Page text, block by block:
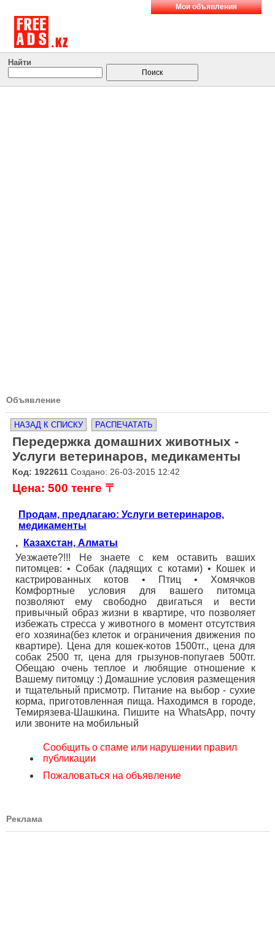
Мои объявления
Найти
Объявление
НАЗАД К СПИСКУ РАСПЕЧАТАТЬ
Передержка домашних животных -
Услуги ветеринаров, медикаменты
Код: 1922611 Создано: 26-03-2015 12:42
Цена: 500 тенге 〒
Продам, предлагаю: Услуги ветеринаров,
медикаменты
,
Казахстан, Алматы
Уезжаете?!!! Не знаете с кем оставить ваших
питомцев: • Собак (ладящих с котами) • Кошек и
кастрированных котов • Птиц • Хомячков
Комфортные условия для вашего питомца
позволяют ему свободно двигаться и вести
привычный образ жизни в квартире, что позволяет
избежать стресса у животного в момент отсутствия
его хозяина(без клеток и ограничения движения по
квартире). Цена для кошек-котов 1500тг., цена для
собак 2500 тг, цена для грызунов-попугаев 500тг.
Обещаю очень теплое и любящие отношение к
Вашему питомцу :) Домашние условия размещения
и тщательный присмотр. Питание на выбор - сухие
корма, приготовленная пища. Находимся в городе,
Темирязева-Шашкина. Пишите на WhatsApp, почту
или звоните на мобильный
Сообщить о спаме или нарушении правил
публикации
Пожаловаться на объявление
Реклама